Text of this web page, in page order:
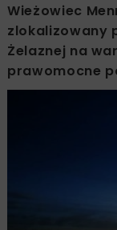
Wieżowiec
zlokalizowany
Żelaznej na
prawomocne